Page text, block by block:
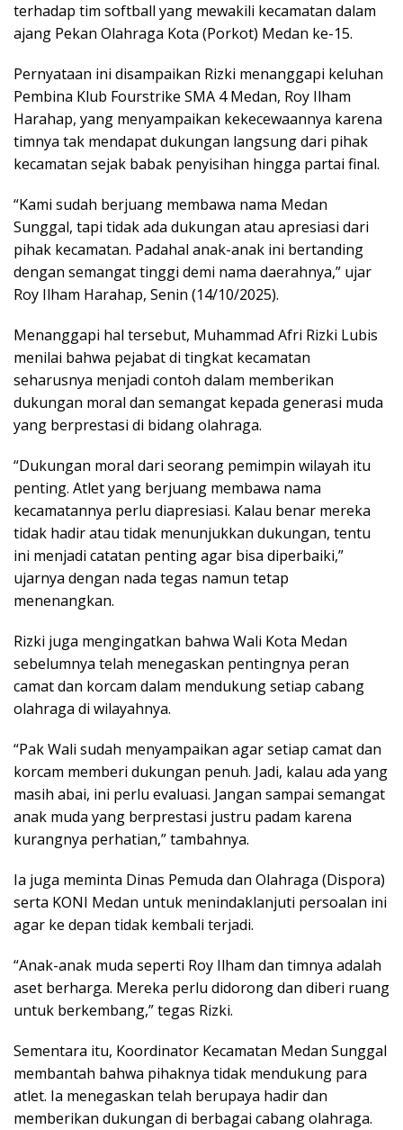
terhadap tim softball yang mewakili kecamatan dalam
ajang Pekan Olahraga Kota (Porkot) Medan ke-15.
Pernyataan ini disampaikan Rizki menanggapi keluhan
Pembina Klub Fourstrike SMA 4 Medan, Roy Ilham
Harahap, yang menyampaikan kekecewaannya karena
timnya tak mendapat dukungan langsung dari pihak
kecamatan sejak babak penyisihan hingga partai final.
“Kami sudah berjuang membawa nama Medan
Sunggal, tapi tidak ada dukungan atau apresiasi dari
pihak kecamatan. Padahal anak-anak ini bertanding
dengan semangat tinggi demi nama daerahnya,” ujar
Roy Ilham Harahap, Senin (14/10/2025).
Menanggapi hal tersebut, Muhammad Afri Rizki Lubis
menilai bahwa pejabat di tingkat kecamatan
seharusnya menjadi contoh dalam memberikan
dukungan moral dan semangat kepada generasi muda
yang berprestasi di bidang olahraga.
“Dukungan moral dari seorang pemimpin wilayah itu
penting. Atlet yang berjuang membawa nama
kecamatannya perlu diapresiasi. Kalau benar mereka
tidak hadir atau tidak menunjukkan dukungan, tentu
ini menjadi catatan penting agar bisa diperbaiki,”
ujarnya dengan nada tegas namun tetap
menenangkan.
Rizki juga mengingatkan bahwa Wali Kota Medan
sebelumnya telah menegaskan pentingnya peran
camat dan korcam dalam mendukung setiap cabang
olahraga di wilayahnya.
“Pak Wali sudah menyampaikan agar setiap camat dan
korcam memberi dukungan penuh. Jadi, kalau ada yang
masih abai, ini perlu evaluasi. Jangan sampai semangat
anak muda yang berprestasi justru padam karena
kurangnya perhatian,” tambahnya.
Ia juga meminta Dinas Pemuda dan Olahraga (Dispora)
serta KONI Medan untuk menindaklanjuti persoalan ini
agar ke depan tidak kembali terjadi.
“Anak-anak muda seperti Roy Ilham dan timnya adalah
aset berharga. Mereka perlu didorong dan diberi ruang
untuk berkembang,” tegas Rizki.
Sementara itu, Koordinator Kecamatan Medan Sunggal
membantah bahwa pihaknya tidak mendukung para
atlet. Ia menegaskan telah berupaya hadir dan
memberikan dukungan di berbagai cabang olahraga.